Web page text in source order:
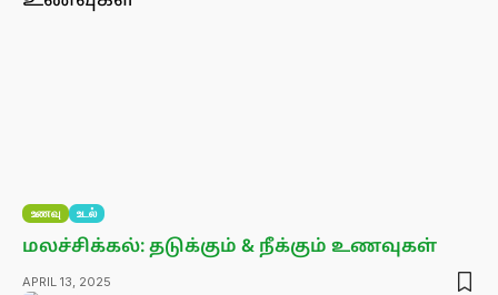
உணவு உடல்
மலச்சிக்கல்: தடுக்கும் & நீக்கும் உணவுகள்
APRIL 13, 2025